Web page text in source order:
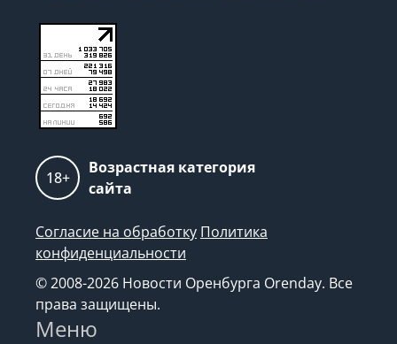
18+
Возрастная категория
сайта
Согласие на обработку Политика
конфиденциальности
© 2008-2026 Новости Оренбурга Orenday. Все
права защищены.
Меню